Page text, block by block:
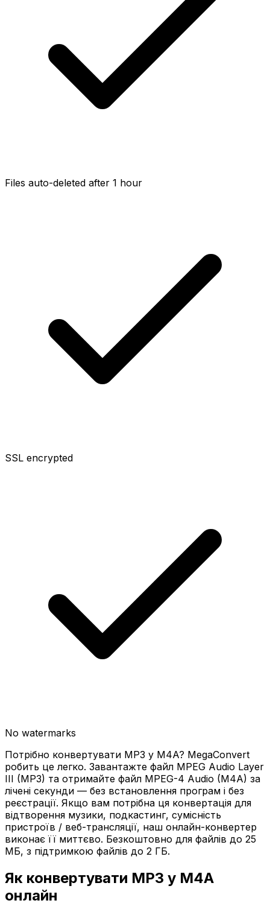
Files auto-deleted after 1 hour
SSL encrypted
No watermarks
Потрібно конвертувати MP3 у M4A? MegaConvert
робить це легко. Завантажте файл MPEG Audio Layer
III (MP3) та отримайте файл MPEG-4 Audio (M4A) за
лічені секунди — без встановлення програм і без
реєстрації. Якщо вам потрібна ця конвертація для
відтворення музики, подкастинг, сумісність
пристроїв / веб-трансляції, наш онлайн-конвертер
виконає її миттєво. Безкоштовно для файлів до 25
МБ, з підтримкою файлів до 2 ГБ.
Як конвертувати MP3 у M4A
онлайн